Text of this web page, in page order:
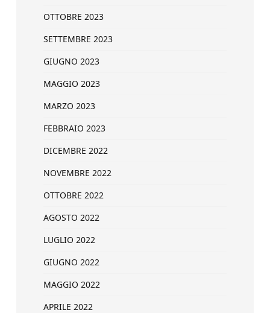
OTTOBRE 2023
SETTEMBRE 2023
GIUGNO 2023
MAGGIO 2023
MARZO 2023
FEBBRAIO 2023
DICEMBRE 2022
NOVEMBRE 2022
OTTOBRE 2022
AGOSTO 2022
LUGLIO 2022
GIUGNO 2022
MAGGIO 2022
APRILE 2022